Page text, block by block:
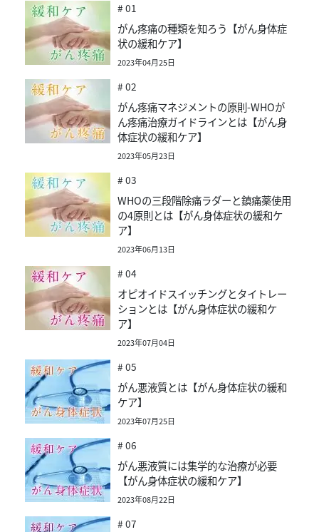
# 01
がん疼痛の種類を知ろう【がん身体症
状の緩和ケア】
2023年04月25日
# 02
がん疼痛マネジメントの原則-WHOが
ん疼痛治療ガイドラインとは【がん身
体症状の緩和ケア】
2023年05月23日
# 03
WHOの三段階除痛ラダーと鎮痛薬使用
の4原則とは【がん身体症状の緩和ケ
ア】
2023年06月13日
# 04
オピオイドスイッチングとタイトレー
ションとは【がん身体症状の緩和ケ
ア】
2023年07月04日
# 05
がん悪液質とは【がん身体症状の緩和
ケア】
2023年07月25日
# 06
がん悪液質には集学的な治療が必要
【がん身体症状の緩和ケア】
2023年08月22日
# 07